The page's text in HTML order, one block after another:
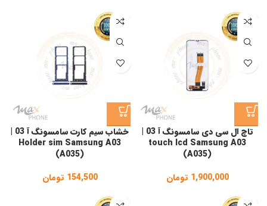
تاچ ال سی دی سامسونگ آ 03 |
touch lcd Samsung A03
(A035)
1,900,000 تومان
خشاب سیم کارت سامسونگ آ 03 |
Holder sim Samsung A03
(A035)
154,500 تومان